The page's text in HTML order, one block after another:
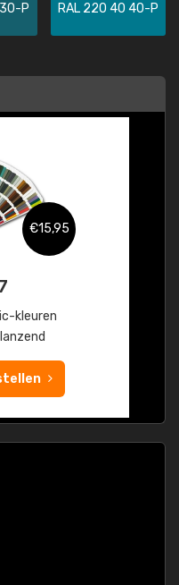
P RAL 220 40 40-P
€15,95
kleuren